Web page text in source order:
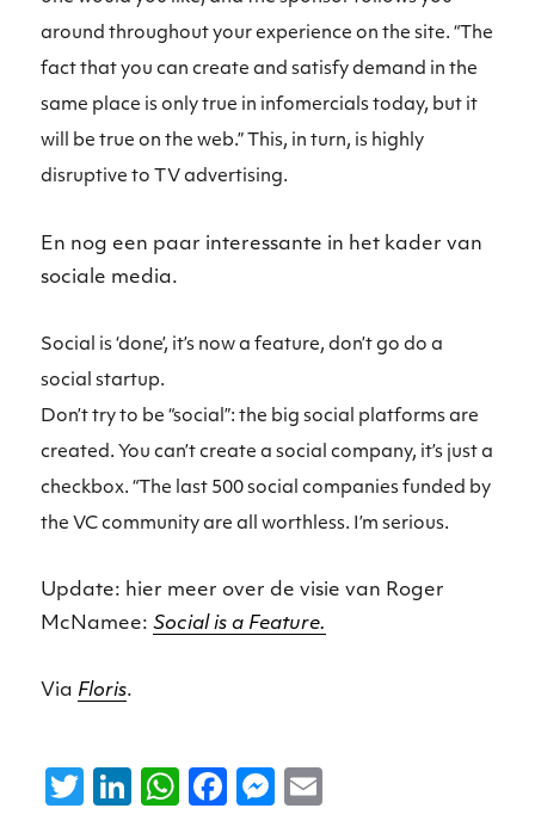
around throughout your experience on the site. “The
fact that you can create and satisfy demand in the
same place is only true in infomercials today, but it
will be true on the web.” This, in turn, is highly
disruptive to TV advertising.
En nog een paar interessante in het kader van
sociale media.
Social is ‘done’, it’s now a feature, don’t go do a
social startup.
Don’t try to be “social”: the big social platforms are
created. You can’t create a social company, it’s just a
checkbox. “The last 500 social companies funded by
the VC community are all worthless. I’m serious.
Update: hier meer over de visie van Roger
McNamee:Social is a Feature.
Via Floris.
T
Li
W F
M